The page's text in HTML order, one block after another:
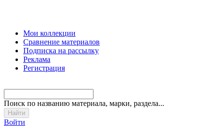
Мои коллекции
Сравнение материалов
Подписка на рассылку
Реклама
Регистрация
Поиск по названию материала, марки, раздела...
Войти